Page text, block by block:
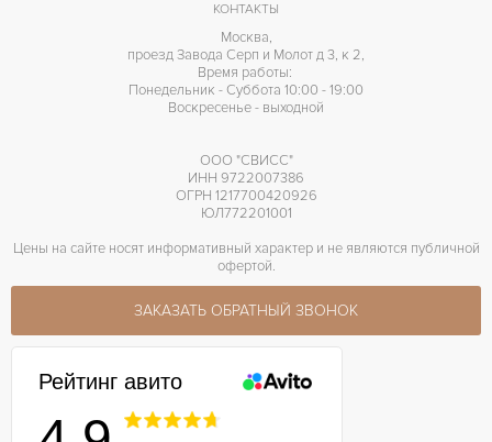
КОНТАКТЫ
Москва,
проезд Завода Серп и Молот д 3, к 2,
Время работы:
Понедельник - Суббота 10:00 - 19:00
Воскресенье - выходной
ООО "СВИСС"
ИНН 9722007386
ОГРН 1217700420926
ЮЛ772201001
Цены на сайте носят информативный характер и не являются публичной
офертой.
ЗАКАЗАТЬ ОБРАТНЫЙ ЗВОНОК
Рейтинг авито